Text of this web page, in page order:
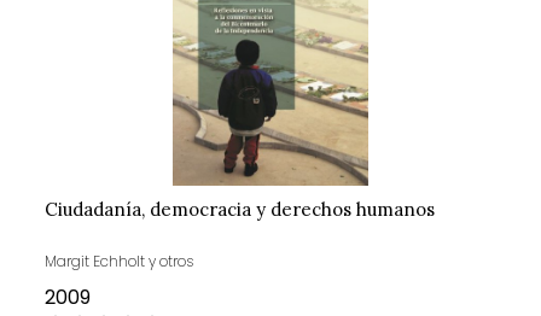
Ciudadanía, democracia y derechos humanos
Margit Echholt y otros
2009